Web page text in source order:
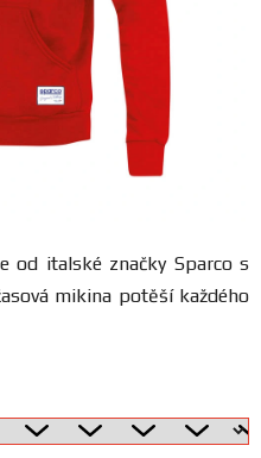
od italské značky Sparco s
mikina potěší každého